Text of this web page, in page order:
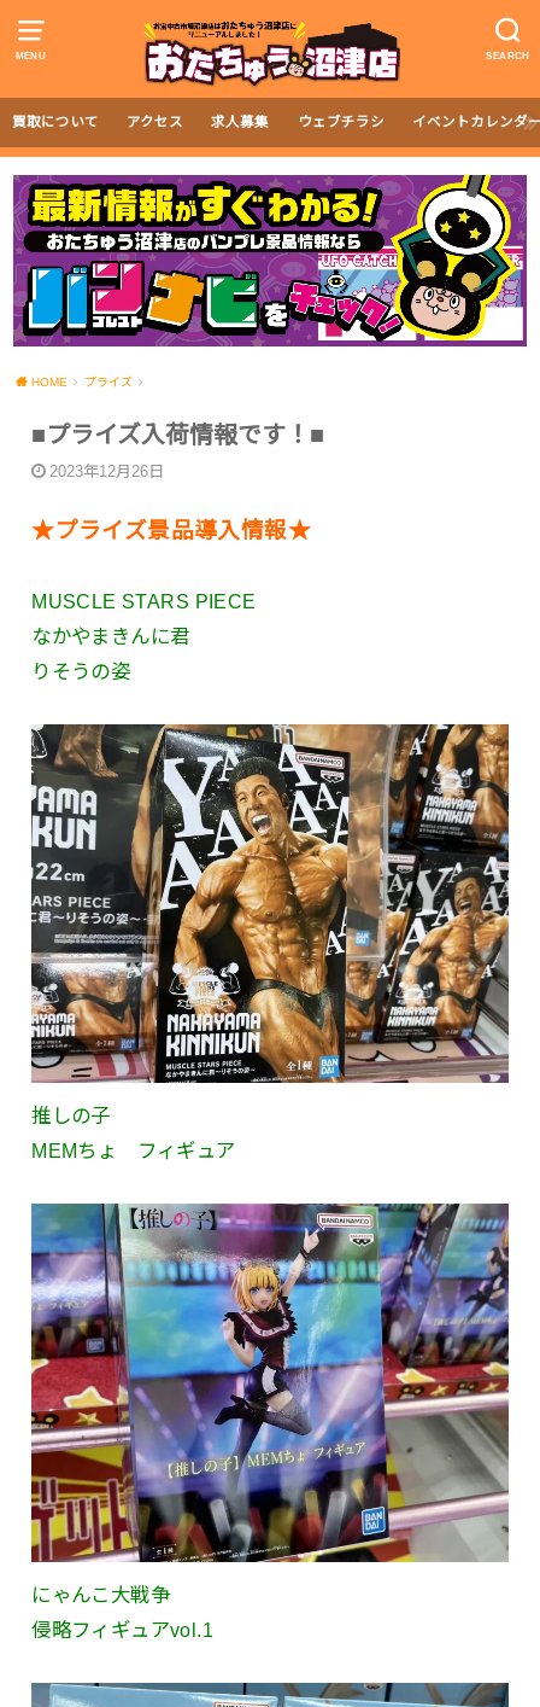
MENU SEARCH
買取について アクセス 求人募集 ウェブチラシ イベントカレンダ
HOME プライズ
■プライズ入荷情報です！■
2023年12月26日
★プライズ景品導入情報★
MUSCLE STARS PIECE
なかやまきんに君
りそうの姿
推しの子
MEMちょ フィギュア
にゃんこ大戦争
侵略フィギュアvol.1